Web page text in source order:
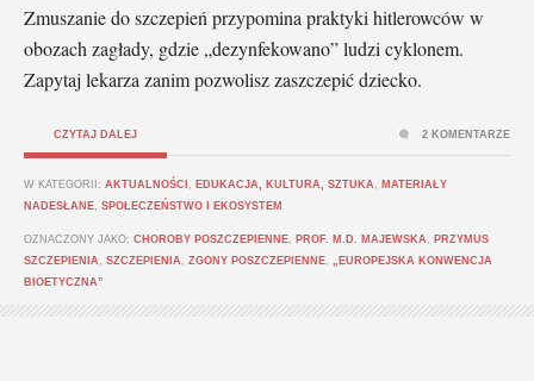
Zmuszanie do szczepień przypomina praktyki hitlerowców w
obozach zagłady, gdzie „dezynfekowano” ludzi cyklonem.
Zapytaj lekarza zanim pozwolisz zaszczepić dziecko.
CZYTAJ DALEJ
W KATEGORII: AKTUALNOŚCI EDUKACJA, KULTURA, SZTUKA
MATERIAŁY
NADESŁANE SPOŁECZEŃSTWO I EKOSYSTEM
OZNACZONY JAKO: CHOROBY POSZCZEPIENNE PROF. M.D. MAJEWSKA
PRZYMUS
SZCZEPIENIA
SZCZEPIENIA ZGONY POSZCZEPIENNE
„EUROPEJSKA KONWENCJA
BIOETYCZNA”
2 KOMENTARZE